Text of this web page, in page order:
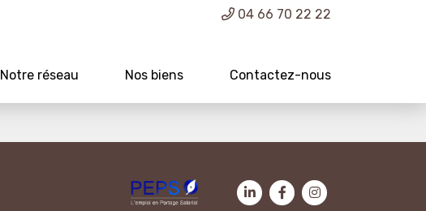
04 66 70 22 22
Notre réseau Nos biens Contactez-nous